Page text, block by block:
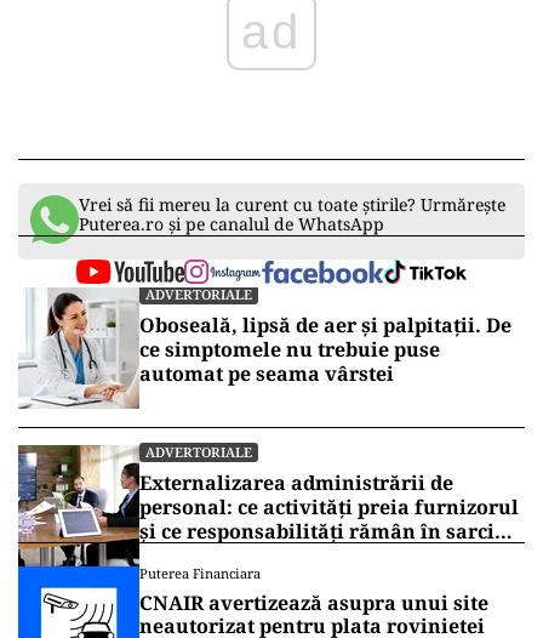
ad
Vrei să fii mereu la curent cu toate știrile? Urmărește
Puterea.ro și pe canalul de WhatsApp
ADVERTORIALE
Oboseală, lipsă de aer și palpitații. De
ce simptomele nu trebuie puse
automat pe seama vârstei
ADVERTORIALE
Externalizarea administrării de
personal: ce activități preia furnizorul
și ce responsabilități rămân în sarcina
Puterea Financiara
CNAIR avertizează asupra unui site
neautorizat pentru plata rovinietei